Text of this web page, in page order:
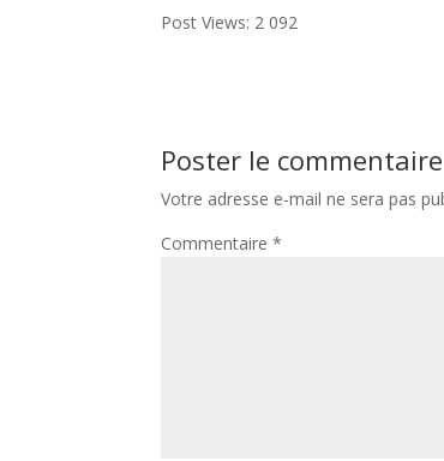
Post Views: 2 092
Poster le commentaire
Votre adresse e-mail ne sera pas
Commentaire*